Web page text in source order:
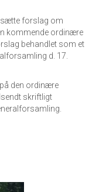
forslag om
kommende ordinære
behandlet som et
d. 17.
den ordinære
skriftligt